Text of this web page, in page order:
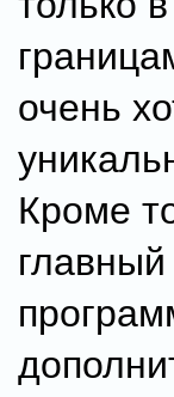
очень
Кроме